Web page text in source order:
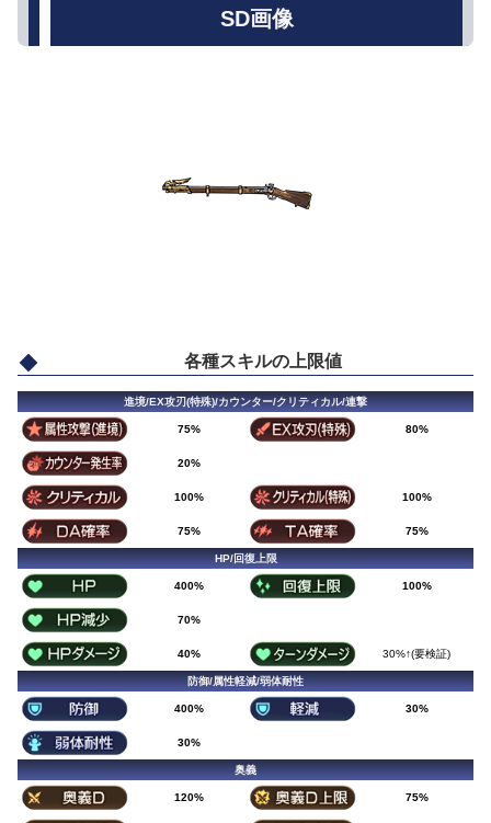
SD画像
各種スキルの上限値
進境/EX攻刃(特殊)/カウンター/クリティカル/連撃
75% 80%
20%
100% 100%
75% 75%
HP/回復上限
400% 100%
70%
40% 30%↑(要検証)
防御/属性軽減/弱体耐性
400% 30%
30%
奥義
120% 75%